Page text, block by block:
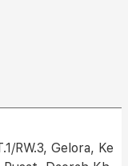
RW.3, Gelora, Ke